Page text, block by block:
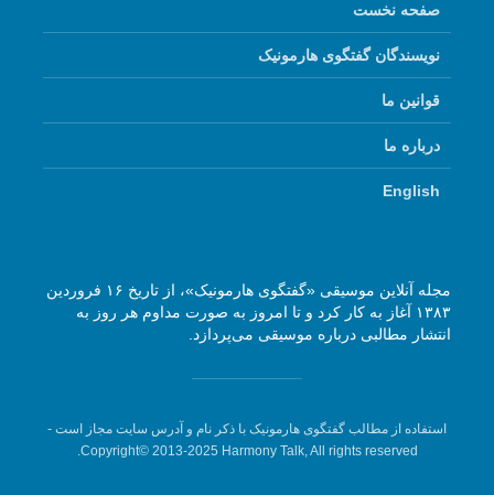
صفحه نخست
نویسندگان گفتگوی هارمونیک
قوانین ما
درباره ما
English
مجله آنلاین موسیقی «گفتگوی هارمونیک»، از تاریخ ۱۶ فروردین
۱۳۸۳ آغاز به کار کرد و تا امروز به صورت مداوم هر روز به
انتشار مطالبی درباره موسیقی می‌پردازد.
استفاده از مطالب گفتگوی هارمونیک با ذکر نام و آدرس سایت مجاز است -
Copyright© 2013-2025 Harmony Talk, All rights reserved.